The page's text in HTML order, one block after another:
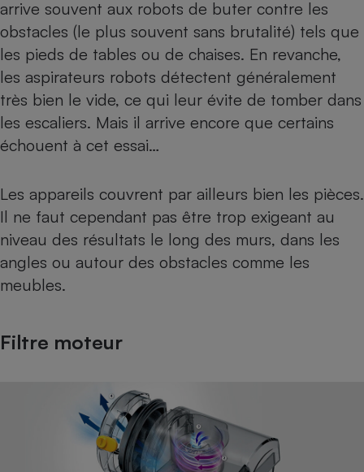
arrive souvent aux robots de buter contre les
obstacles (le plus souvent sans brutalité) tels que
les pieds de tables ou de chaises. En revanche,
les aspirateurs robots détectent généralement
très bien le vide, ce qui leur évite de tomber dans
les escaliers. Mais il arrive encore que certains
échouent à cet essai…
Les appareils couvrent par ailleurs bien les pièces.
Il ne faut cependant pas être trop exigeant au
niveau des résultats le long des murs, dans les
angles ou autour des obstacles comme les
meubles.
Filtre moteur